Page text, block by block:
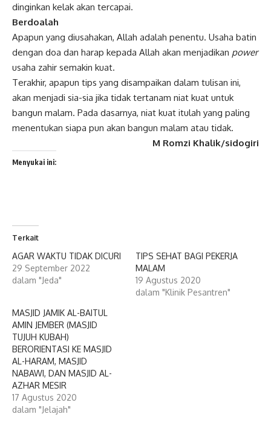
dinginkan kelak akan tercapai.
Berdoalah
Apapun yang diusahakan, Allah adalah penentu. Usaha batin
dengan doa dan harap kepada Allah akan menjadikan power
usaha zahir semakin kuat.
Terakhir, apapun tips yang disampaikan dalam tulisan ini,
akan menjadi sia-sia jika tidak tertanam niat kuat untuk
bangun malam. Pada dasarnya, niat kuat itulah yang paling
menentukan siapa pun akan bangun malam atau tidak.
M Romzi Khalik/sidogiri
Menyukai ini:
Terkait
AGAR WAKTU TIDAK DICURI
29 September 2022
dalam "Jeda"
TIPS SEHAT BAGI PEKERJA
MALAM
19 Agustus 2020
dalam "Klinik Pesantren"
MASJID JAMIK AL-BAITUL
AMIN JEMBER (MASJID
TUJUH KUBAH)
BERORIENTASI KE MASJID
AL-HARAM, MASJID
NABAWI, DAN MASJID AL-
AZHAR MESIR
17 Agustus 2020
dalam "Jelajah"